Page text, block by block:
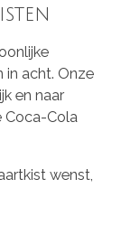
in acht. Onze
en naar
Coca-Cola
wenst,